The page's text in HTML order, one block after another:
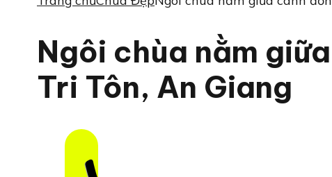
Ngôi chùa nằm
Tri Tôn, An Giang